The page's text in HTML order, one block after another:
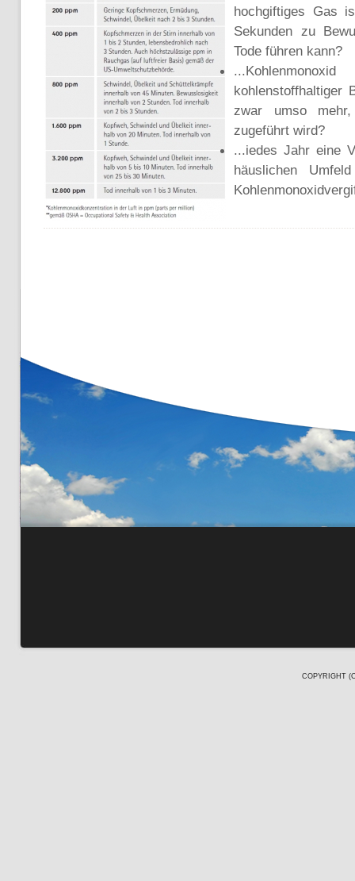
hochgiftiges Gas
Sekunden zu
Tode führen kann?
kohlenstoffhaltiger
zwar umso
zugeführt wird?
...iedes Jahr eine
häuslichen
COPYRIGHT